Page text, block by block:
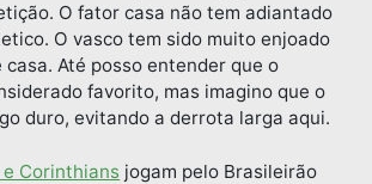
O fator casa não tem adiantado
O vasco tem sido muito enjoado
casa. Até posso entender que o
favorito, mas imagino que o
duro, evitando a derrota larga aqui.
Corinthians jogam pelo Brasileirão